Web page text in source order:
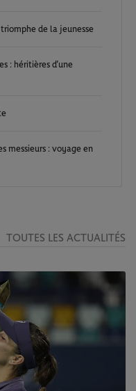
de la jeunesse
: héritières d’une
messieurs : voyage en
TOUTES LES ACTUALITÉS